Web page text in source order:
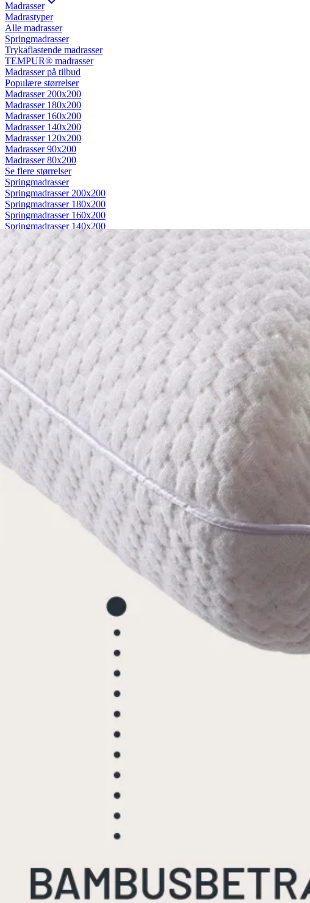
Madrasser
Madrastyper
Alle madrasser
Springmadrasser
Trykaflastende madrasser
TEMPUR® madrasser
Madrasser på tilbud
Populære størrelser
Madrasser 200x200
Madrasser 180x200
Madrasser 160x200
Madrasser 140x200
Madrasser 120x200
Madrasser 90x200
Madrasser 80x200
Se flere størrelser
Springmadrasser
Springmadrasser 200x200
Springmadrasser 180x200
Springmadrasser 160x200
Springmadrasser 140x200
Springmadrasser 120x200
Springmadrasser 90x200
Springmadrasser 80x200
Se flere størrelser
Trykaflastende madrasser
Trykaflastende madrasser 200x200
Trykaflastende madrasser 180x200
Trykaflastende madrasser 160x200
Trykaflastende madrasser 140x200
Trykaflastende madrasser 120x200
Trykaflastende madrasser 90x200
Trykaflastende madrasser 80x200
Se flere størrelser
Topmadrasser
Topmadras typer
Alle topmadrasser
Latex topmadrasser
Memoryskum topmadrasser
Topmadrasser til elevationssenge
Topmadrasser på tilbud
Populære størrelser
Topmadrasser 200x200
Topmadrasser 180x210
Topmadrasser 180x200
Topmadrasser 160x200
Topmadrasser 140x200
Topmadrasser 120x200
Latex topmadrasser 180x200
Latex topmadrasser 160x200
Latex topmadrasser 140x200
Latex topmadrasser 120x200
Memoryskum topmadrasser 180x200
Memoryskum topmadrasser 140x200
Memoryskum topmadrasser 90x200
Memoryskum topmadrasser 80x200
Se flere størrelser
Dyne fyldtyper
Allergivenlige dyner
Dundyner